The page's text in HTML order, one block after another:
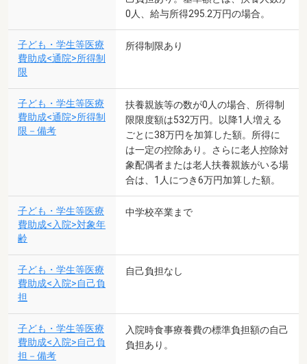
0人、給与所得295.2万円の場合。
子ども・学生等医療
費助成<通院>所得制
限
所得制限あり
子ども・学生等医療
費助成<通院>所得制
限－備考
扶養親族等の数が0人の場合、所得制
限限度額は532万円。以降1人増える
ごとに38万円を加算した額。所得に
は一定の控除あり。さらに老人控除対
象配偶者または老人扶養親族がいる場
合は、1人につき6万円加算した額。
子ども・学生等医療
費助成<入院>対象年
齢
中学校卒業まで
子ども・学生等医療
費助成<入院>自己負
担
自己負担なし
子ども・学生等医療
費助成<入院>自己負
担－備考
入院時食事療養費の標準負担額の自己
負担あり。